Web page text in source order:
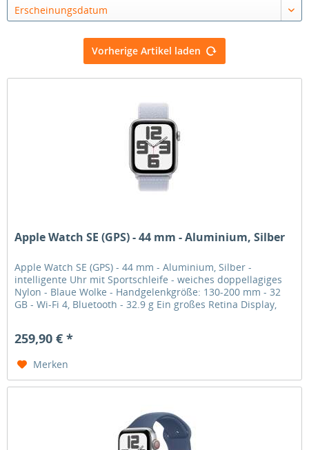
Erscheinungsdatum
Vorherige Artikel laden
Apple Watch SE (GPS) - 44 mm - Aluminium, Silber
Apple Watch SE (GPS) - 44 mm - Aluminium, Silber -
intelligente Uhr mit Sportschleife - weiches doppellagiges
Nylon - Blaue Wolke - Handgelenkgröße: 130-200 mm - 32
GB - Wi-Fi 4, Bluetooth - 32.9 g Ein großes Retina Display,
259,90 € *
Merken